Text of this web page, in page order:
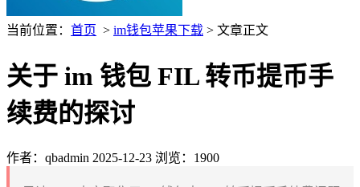
当前位置： 首页 > im钱包苹果下载 > 文章正文
关于 im 钱包 FIL 转币提币手
续费的探讨
作者：qbadmin 2025-12-23 浏览：1900